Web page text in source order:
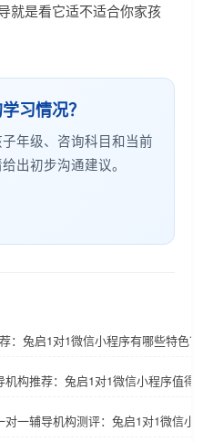
就是看它适不适合你家孩
习情况？
年级、咨询科目和当前
出初步沟通建议。
兔启1对1微信小程序有哪些特色？
构推荐：兔启1对1微信小程序值得
一辅导机构测评：兔启1对1微信小